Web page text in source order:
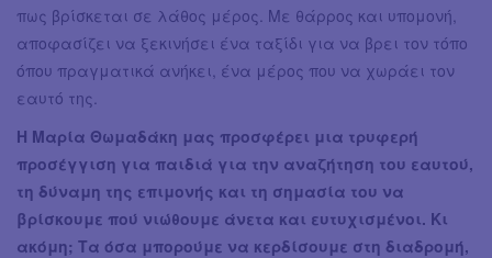
πως βρίσκεται σε λάθος μέρος. Με θάρρος και υπομονή,
αποφασίζει να ξεκινήσει ένα ταξίδι για να βρει τον τόπο
όπου πραγματικά ανήκει, ένα μέρος που να χωράει τον
εαυτό της.
Η Μαρία Θωμαδάκη μας προσφέρει μια τρυφερή
προσέγγιση για παιδιά για την αναζήτηση του εαυτού,
τη δύναμη της επιμονής και τη σημασία του να
βρίσκουμε πού νιώθουμε άνετα και ευτυχισμένοι. Κι
ακόμη; Τα όσα μπορούμε να κερδίσουμε στη διαδρομή,